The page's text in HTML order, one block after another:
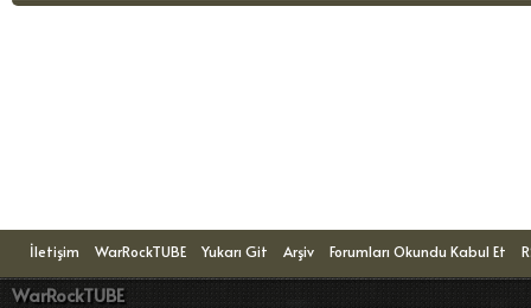
İletişim WarRockTUBE Yukarı Git Arşiv Forumları Okundu Kabul Et
WarRockTUBE